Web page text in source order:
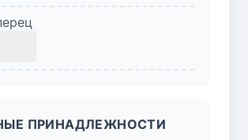
ПРИНАДЛЕЖНОСТИ